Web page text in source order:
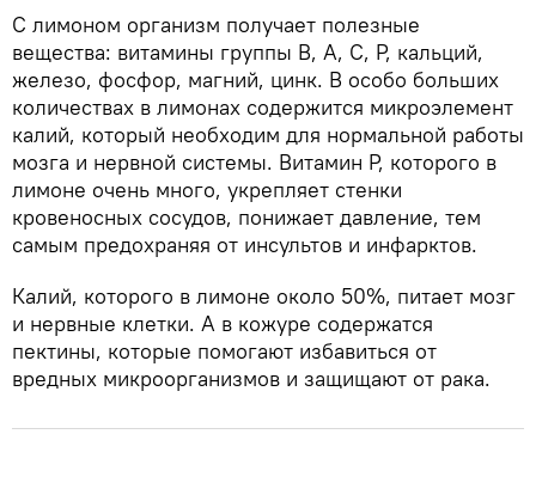
С лимоном организм получает полезные
вещества: витамины группы В, А, С, Р, кальций,
железо, фосфор, магний, цинк. В особо больших
количествах в лимонах содержится микроэлемент
калий, который необходим для нормальной работы
мозга и нервной системы. Витамин Р, которого в
лимоне очень много, укрепляет стенки
кровеносных сосудов, понижает давление, тем
самым предохраняя от инсультов и инфарктов.
Калий, которого в лимоне около 50%, питает мозг
и нервные клетки. А в кожуре содержатся
пектины, которые помогают избавиться от
вредных микроорганизмов и защищают от рака.